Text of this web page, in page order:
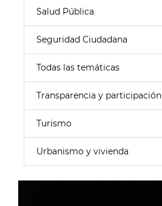
Salud Pública
Seguridad Ciudadana
Todas las temáticas
Transparencia y participación
Turismo
Urbanismo y vivienda